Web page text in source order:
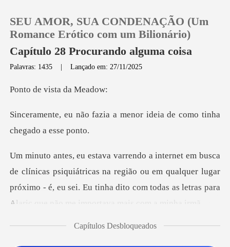
Histórico
SEU AMOR, SUA CONDENAÇÃO (Um
Romance Erótico com um Bilionário)
Capítulo 28 Procurando alguma coisa
Palavras: 1435 |Lançado em: 27/11/2025
vista d
a a menor ideia de como t
átricas na região ou em qualquer lugar
próximo - é, eu sei. Eu tinha dito
min Capítulos Desbloqueados